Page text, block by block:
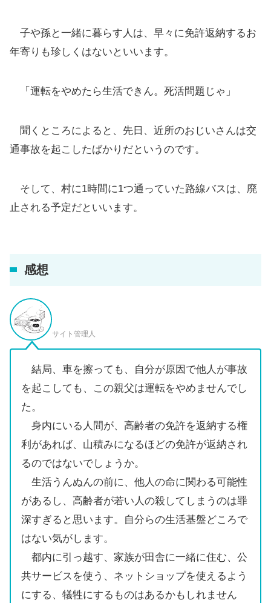
子や孫と一緒に暮らす人は、早々に免許返納するお
年寄りも珍しくはないといいます。
「運転をやめたら生活できん。死活問題じゃ」
聞くところによると、先日、近所のおじいさんは交
通事故を起こしたばかりだというのです。
そして、村に1時間に1つ通っていた路線バスは、廃
止される予定だといいます。
感想
サイト管理人
結局、車を擦っても、自分が原因で他人が事故
を起こしても、この親父は運転をやめませんでし
た。
身内にいる人間が、高齢者の免許を返納する権
利があれば、山積みになるほどの免許が返納され
るのではないでしょうか。
生活うんぬんの前に、他人の命に関わる可能性
があるし、高齢者が若い人の殺してしまうのは罪
深すぎると思います。自分らの生活基盤どころで
はない気がします。
都内に引っ越す、家族が田舎に一緒に住む、公
共サービスを使う、ネットショップを使えるよう
にする、犠牲にするものはあるかもしれません